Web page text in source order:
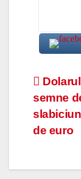
în
semne
de euro